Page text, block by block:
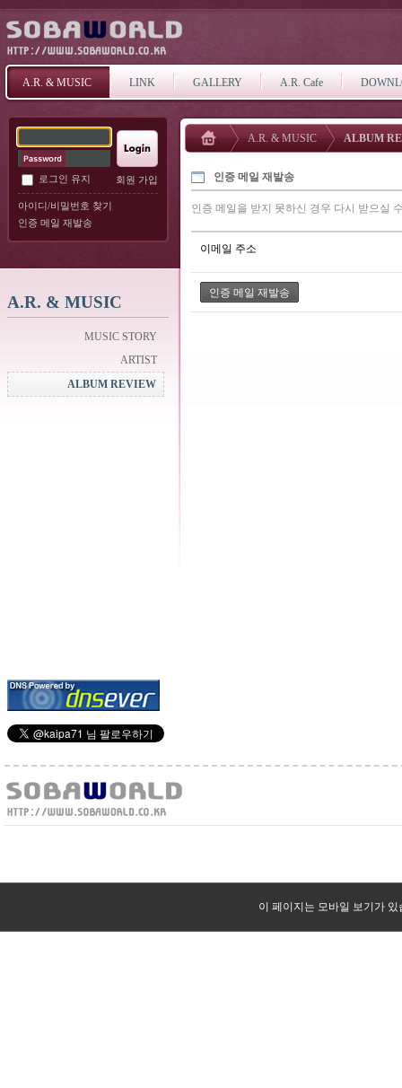
A.R. & MUSIC LINK GALLERY A.R. Cafe
로그인 유지 회원 가입
아이디/비밀번호 찾기
인증 메일 재발송
A.R. & MUSIC
MUSIC STORY
ARTIST
ALBUM REVIEW
A.R. & MUSIC ALBUM
인증 메일 재발송
인증 메일을 받지 못하신 경우 다시 받으실
이메일 주소
이 페이지는 모바일 보기가